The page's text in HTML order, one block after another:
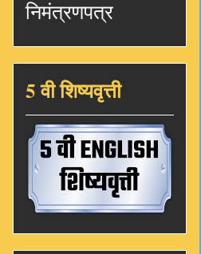
निमंत्रणपत्र
5 वी शिष्यवृत्ती